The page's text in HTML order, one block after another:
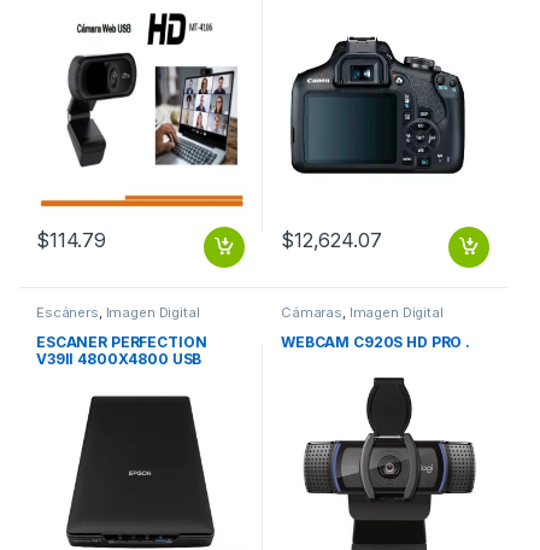
$114.79 $12,624.07
Escáners, Imagen Digital
ESCANER PERFECTION
V39II 4800X4800 USB
Cámaras, Imagen Digital
WEBCAM C920S HD PRO .